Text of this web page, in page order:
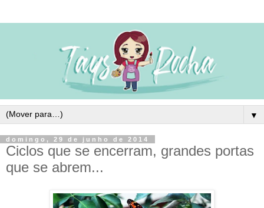
▼
domingo, 29 de junho de 2014
Ciclos que se encerram, grandes portas
que se abrem...